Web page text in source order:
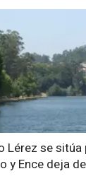
Lérez se
y Ence deja